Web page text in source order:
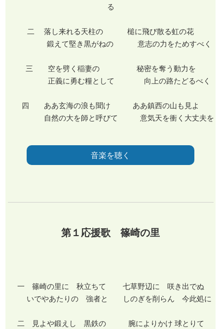
る
二 落し来れる天柱の 槌に飛び散る虹の花
鍛えて堅き黒がねの 意志の力をためすべく
三 空を劈く稲妻の 秘密を奪う動力を
正義に勇む糧として 向上の路たどるべく
四 ああ玄海の浪も聞け ああ鎮西の山も見よ
自然の大を師と呼びて 意気天を衝く大丈夫を
音楽を聴く
第１応援歌 篠崎の里
一 篠崎の里に 秋立ちて 七草野辺に 咲き出でぬ
いでやあたりの 強者と しのぎを削らん 今此処に
二 見よや鍛えし 黒鉄の 腕によりかけ 球とりて